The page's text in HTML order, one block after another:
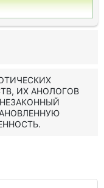
ИХ АНОЛОГОВ